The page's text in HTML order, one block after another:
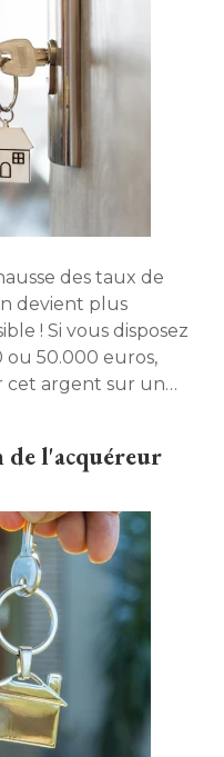
devient plus
! Si vous disposez
50.000 euros,
cet argent sur un
l'acquéreur